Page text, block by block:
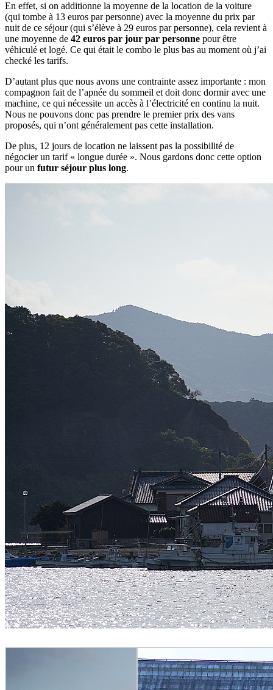
En effet, si on additionne la moyenne de la location de la voiture
(qui tombe à 13 euros par personne) avec la moyenne du prix par
nuit de ce séjour (qui s’élève à 29 euros par personne), cela revient à
une moyenne de 42 euros par jour par personne pour être
véhiculé et logé. Ce qui était le combo le plus bas au moment où j’ai
checké les tarifs.
D’autant plus que nous avons une contrainte assez importante : mon
compagnon fait de l’apnée du sommeil et doit donc dormir avec une
machine, ce qui nécessite un accès à l’électricité en continu la nuit.
Nous ne pouvons donc pas prendre le premier prix des vans
proposés, qui n’ont généralement pas cette installation.
De plus, 12 jours de location ne laissent pas la possibilité de
négocier un tarif « longue durée ». Nous gardons donc cette option
pour un futur séjour plus long.